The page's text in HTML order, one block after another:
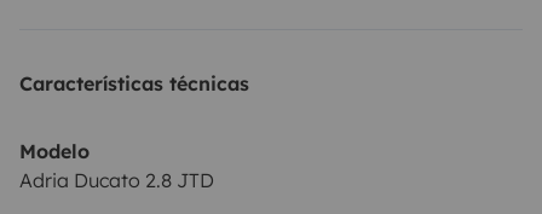
Características técnicas
Modelo
Adria Ducato 2.8 JTD